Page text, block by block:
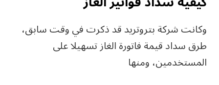
وكانت شركة بتروتريد قد ذكرت في وقت سابق،
طرق سداد قيمة فاتورة الغاز تسهيلا على
المستخدمين، ومنها